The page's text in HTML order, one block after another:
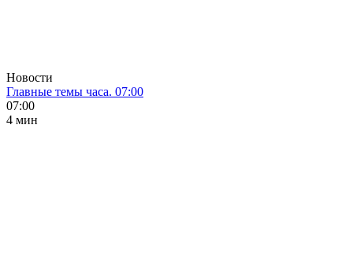
Новости
Главные темы часа. 07:00
07:00
4 мин